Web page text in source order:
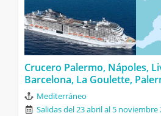
Crucero Palermo, Nápoles,
Barcelona, La Goulette,
Mediterráneo
Salidas del 23 abril al 5 noviembre